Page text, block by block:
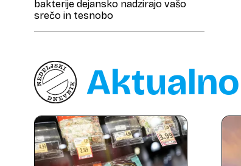
bakterije dejansko nadzirajo vašo
srečo in tesnobo
Aktualno